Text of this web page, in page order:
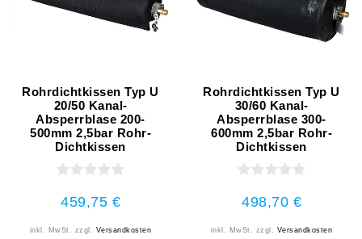
Rohrdichtkissen Typ U
20/50 Kanal-
Absperrblase 200-
500mm 2,5bar Rohr-
Dichtkissen
459,75 €
inkl. MwSt. zzgl. Versandkosten
Rohrdichtkissen Typ U
30/60 Kanal-
Absperrblase 300-
600mm 2,5bar Rohr-
Dichtkissen
498,70 €
inkl. MwSt. zzgl. Versandkosten